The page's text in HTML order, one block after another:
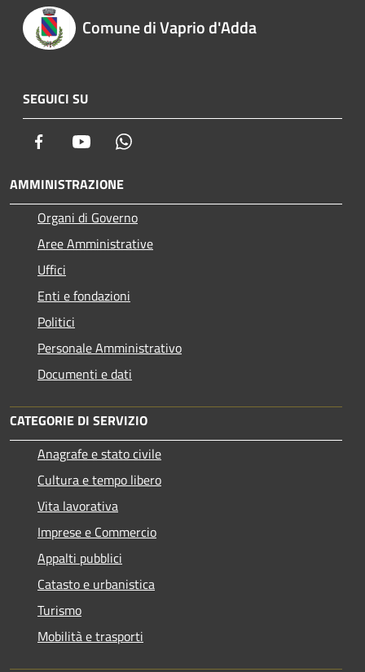
Comune di Vaprio d'Adda
SEGUICI SU
Facebook Youtube
AMMINISTRAZIONE
Organi di Governo
Aree Amministrative
Uffici
Enti e fondazioni
Politici
Personale Amministrativo
Documenti e dati
CATEGORIE DI SERVIZIO
Anagrafe e stato civile
Cultura e tempo libero
Vita lavorativa
Imprese e Commercio
Appalti pubblici
Catasto e urbanistica
Turismo
Mobilità e trasporti